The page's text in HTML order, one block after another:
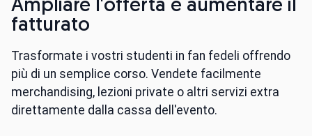
Ampliare l'offerta e aumentare il
fatturato
Trasformate i vostri studenti in fan fedeli offrendo
più di un semplice corso. Vendete facilmente
merchandising, lezioni private o altri servizi extra
direttamente dalla cassa dell'evento.